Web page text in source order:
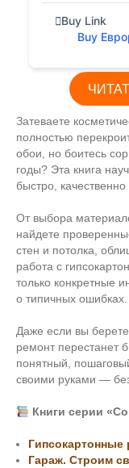
Buy Link
Buy
Затеваете
полностью
обои, но боитесь
годы? Эта книга
быстро,
От выбора
найдете
стен и потолка,
работа с
только конкретные
о типичных ошибках.
Даже если вы
ремонт перестанет
понятный,
своими руками —
Книги серии
Гараж. Строим